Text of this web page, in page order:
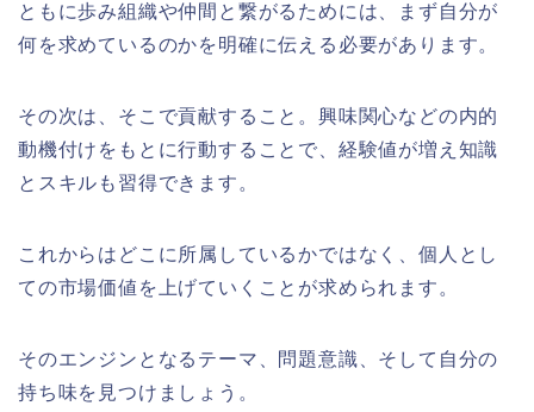
ともに歩み組織や仲間と繋がるためには、まず自分が
何を求めているのかを明確に伝える必要があります。
その次は、そこで貢献すること。興味関心などの内的
動機付けをもとに行動することで、経験値が増え知識
とスキルも習得できます。
これからはどこに所属しているかではなく、個人とし
ての市場価値を上げていくことが求められます。
そのエンジンとなるテーマ、問題意識、そして自分の
持ち味を見つけましょう。